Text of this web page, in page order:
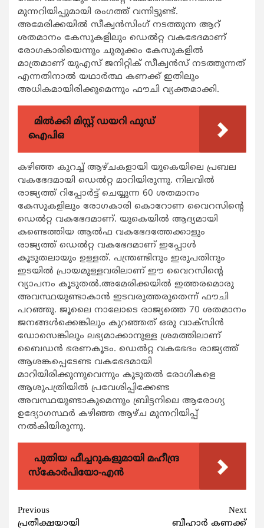
മുന്നറിയിപ്പുമായി രംഗത്ത് വന്നിട്ടുണ്ട്.
അമേരിക്കയില്‍ സീക്വന്‍സിംഗ് നടത്തുന്ന ആറ്
ശതമാനം കേസുകളിലും ഡെല്‍റ്റ വകഭേദമാണ്
രോഗകാരിയെന്നും ചുരുക്കം കേസുകളില്‍
മാത്രമാണ് യുഎസ് ജനിറ്റിക് സീക്വന്‍സ് നടത്തുന്നത്
എന്നതിനാല്‍ യഥാര്‍ത്ഥ കണക്ക് ഇതിലും
അധികമായിരിക്കുമെന്നും ഫൗചി വ്യക്തമാക്കി.
മിൽക്കി മിസ്റ്റ് ഡയറി ഫുഡ്
ഐപിഒ
കഴിഞ്ഞ കുറച്ച് ആഴ്ചകളായി യുകെയിലെ പ്രബല
വകഭേദമായി ഡെല്‍റ്റ മാറിയിരുന്നു. നിലവില്‍
രാജ്യത്ത് റിപ്പോര്‍ട്ട് ചെയ്യുന്ന 60 ശതമാനം
കേസുകളിലും രോഗകാരി കൊറോണ വൈറസിന്റെ
ഡെല്‍റ്റ വകഭേദമാണ്. യുകെയില്‍ ആദ്യമായി
കണ്ടെത്തിയ ആല്‍ഫ വകഭേദത്തേക്കാളും
രാജ്യത്ത് ഡെല്‍റ്റ വകഭേദമാണ് ഇപ്പോള്‍
കൂടുതലായും ഉള്ളത്. പന്ത്രണ്ടിനും ഇരുപതിനും
ഇടയില്‍ പ്രായമുള്ളവരിലാണ് ഈ വൈറസിന്റെ
വ്യാപനം കൂടുതല്‍.അമേരിക്കയില്‍ ഇത്തരമൊരു
അവസ്ഥയുണ്ടാകാന്‍ ഇടവരുത്തരുതെന്ന് ഫൗചി
പറഞ്ഞു. ജൂലൈ നാലോടെ രാജ്യത്തെ 70 ശതമാനം
ജനങ്ങള്‍ക്കെങ്കിലും കുറഞ്ഞത് ഒരു വാക്‌സിന്‍
ഡോസെങ്കിലും ലഭ്യമാക്കാനുള്ള ശ്രമത്തിലാണ്
ബൈഡന്‍ ഭരണകൂടം. ഡെല്‍റ്റ വകഭേദം രാജ്യത്ത്
ആശങ്കപ്പെടേണ്ട വകഭേദമായി
മാറിയിരിക്കുന്നുവെന്നും കൂടുതല്‍ രോഗികളെ
ആശുപത്രിയില്‍ പ്രവേശിപ്പിക്കേണ്ട
അവസ്ഥയുണ്ടാകുമെന്നും ബ്രിട്ടനിലെ ആരോഗ്യ
ഉദ്യോഗസ്ഥര്‍ കഴിഞ്ഞ ആഴ്ച മുന്നറിയിപ്പ്
നല്‍കിയിരുന്നു.
പുതിയ ഫീച്ചറുകളുമായി മഹീന്ദ്ര
സ്കോർപിയോ-എൻ
Continue
Previous
പ്രതീക്ഷയായി
Next
ബീഹാര്‍ കണക്ക്